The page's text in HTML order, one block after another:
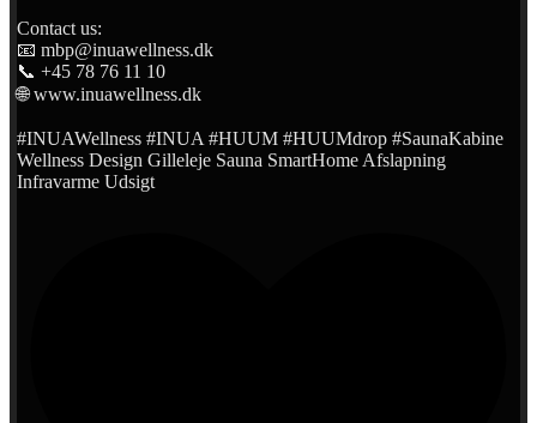
Contact us:
📧 mbp@inuawellness.dk
📞 +45 78 76 11 10
🌐 www.inuawellness.dk
#INUAWellness #INUA #HUUM #HUUMdrop #SaunaKabine
Wellness Design Gilleleje Sauna SmartHome Afslapning
Infravarme Udsigt